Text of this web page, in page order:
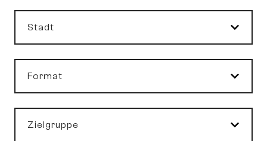
Stadt
Format
Zielgruppe